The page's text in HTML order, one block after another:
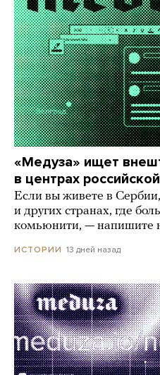
«Медуза» ищет
в центрах
Если вы живете в
и других странах, где
комьюнити, — напишите
ИСТОРИИ 13 дней назад